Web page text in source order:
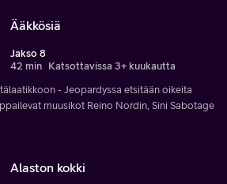
Ääkkösiä
Jakso 8
42 min Katsottavissa 3+ kuukautta
- Jeopardyssa etsitään oikeita
muusikot Reino Nordin, Sini Sabotage
Alaston kokki